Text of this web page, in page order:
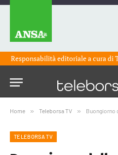
Responsabilità editoriale a cura di
Home » Teleborsa TV » Buongiorno
TELEBORSA TV